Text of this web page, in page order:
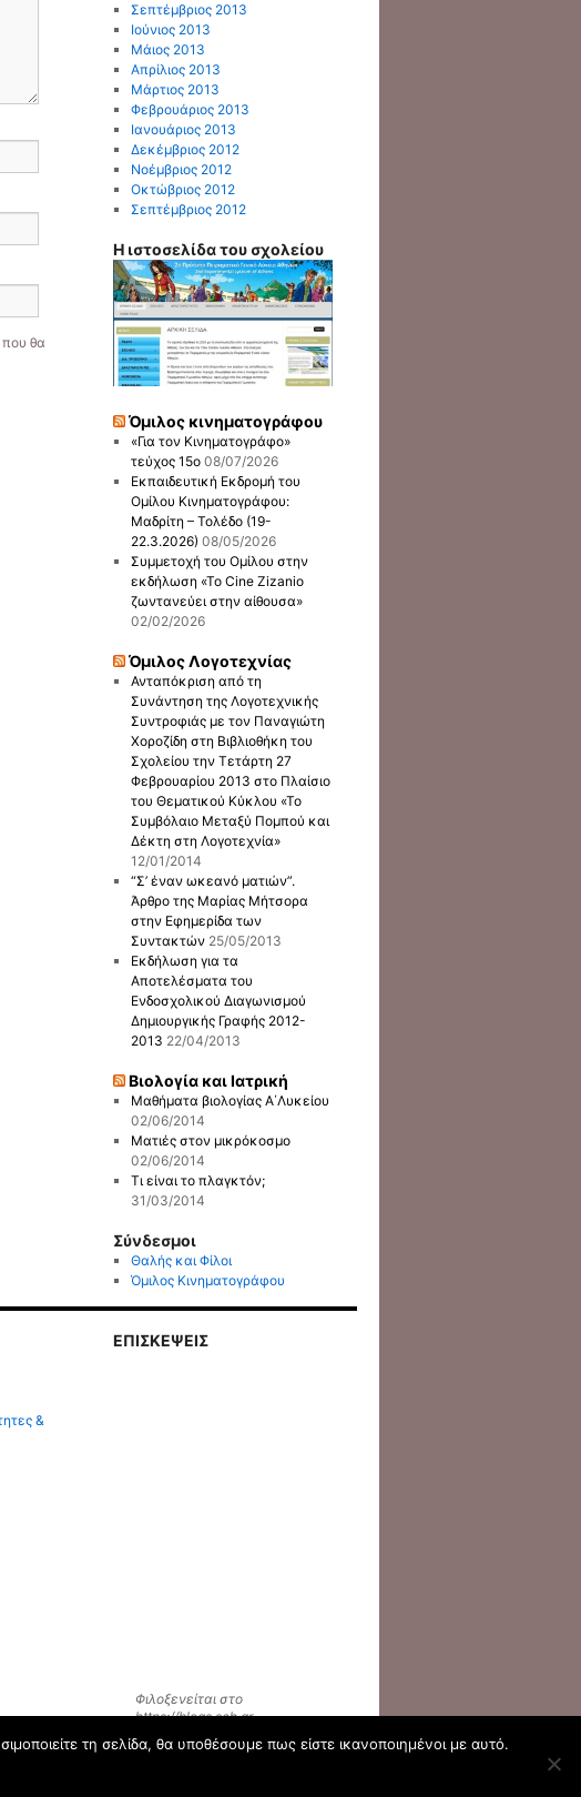
θα
Σεπτέμβριος 2013
Ιούνιος 2013
Μάιος 2013
Απρίλιος 2013
Μάρτιος 2013
Φεβρουάριος 2013
Ιανουάριος 2013
Δεκέμβριος 2012
Νοέμβριος 2012
Οκτώβριος 2012
Σεπτέμβριος 2012
Η ιστοσελίδα του σχολείου
Όμιλος κινηματογράφου
«Για τον Κινηματογράφο»
τεύχος 15ο 08/07/2026
Εκπαιδευτική Εκδρομή του
Ομίλου Κινηματογράφου:
Μαδρίτη – Τολέδο (19-
22.3.2026) 08/05/2026
Συμμετοχή του Ομίλου στην
εκδήλωση «Το Cine Zizanio
ζωντανεύει στην αίθουσα»
02/02/2026
Όμιλος Λογοτεχνίας
Ανταπόκριση από τη
Συνάντηση της Λογοτεχνικής
Συντροφιάς με τον Παναγιώτη
Χοροζίδη στη Βιβλιοθήκη του
Σχολείου την Τετάρτη 27
Φεβρουαρίου 2013 στο Πλαίσιο
του Θεματικού Κύκλου «Το
Συμβόλαιο Μεταξύ Πομπού και
Δέκτη στη Λογοτεχνία»
12/01/2014
“Σ’ έναν ωκεανό ματιών”.
Άρθρο της Μαρίας Μήτσορα
στην Εφημερίδα των
Συντακτών 25/05/2013
Εκδήλωση για τα
Αποτελέσματα του
Ενδοσχολικού Διαγωνισμού
Δημιουργικής Γραφής 2012-
2013 22/04/2013
Βιολογία και Ιατρική
Μαθήματα βιολογίας Α΄Λυκείου
02/06/2014
Ματιές στον μικρόκοσμο
02/06/2014
Τι είναι το πλαγκτόν;
31/03/2014
Σύνδεσμοι
Θαλής και Φίλοι
Όμιλος Κινηματογράφου
&
ΕΠΙΣΚΕΨΕΙΣ
Φιλοξενείται στο
https://blogs.sch.gr
τη σελίδα, θα υποθέσουμε πως είστε ικανοποιημένοι με αυτό.